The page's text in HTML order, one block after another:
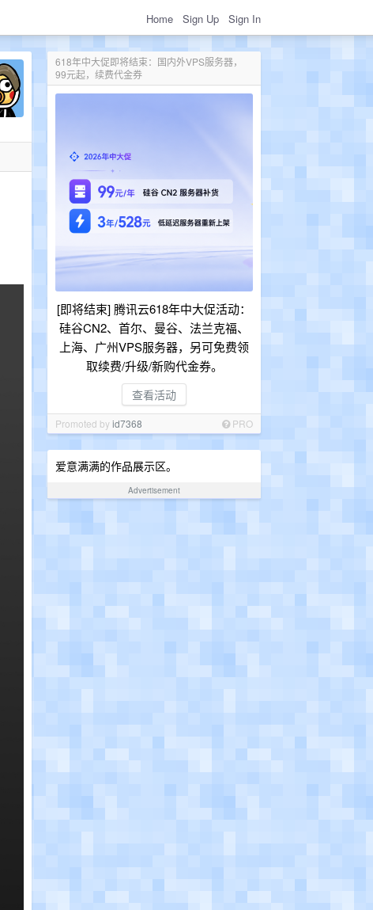
Home Sign Up Sign In
618年中大促即将结束：国内外VPS服务器，
99元起，续费代金券
[即将结束] 腾讯云618年中大促活动：
硅谷CN2、首尔、曼谷、法兰克福、
上海、广州VPS服务器，另可免费领
取续费/升级/新购代金券。
查看活动
Promoted byid7368 PRO
爱意满满的作品展示区。
Advertisement